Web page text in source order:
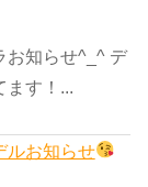
お知らせ^_^ デ
ます！...
ルお知らせ